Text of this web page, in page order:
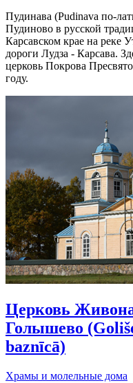
Пудинава (Pudinava по-
Пудиново в русской
Карсавском крае на реке
дороги Лудза - Карсава.
церковь Покрова
году.
Церковь
Голышево
baznīcā)
Храмы и молельные дома